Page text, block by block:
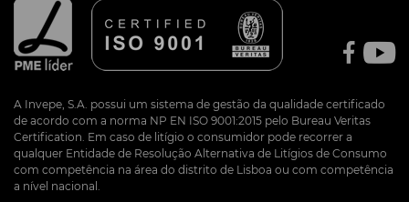
A Invepe, S.A. possui um sistema de gestão da qualidade certificado
de acordo com a norma NP EN ISO 9001:2015 pelo Bureau Veritas
Certification. Em caso de litígio o consumidor pode recorrer a
qualquer Entidade de Resolução Alternativa de Litígios de Consumo
com competência na área do distrito de Lisboa ou com competência
a nível nacional.